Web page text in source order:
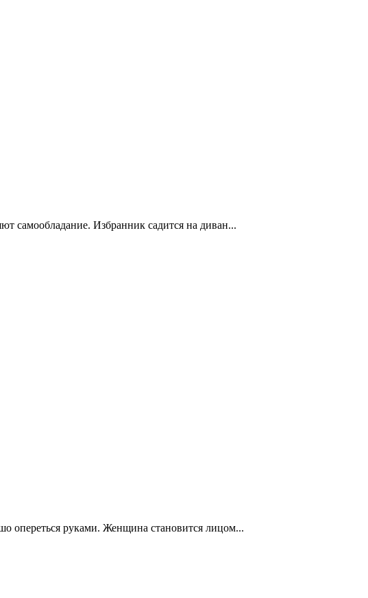
самообладание. Избранник садится на диван...
опереться руками. Женщина становится лицом...